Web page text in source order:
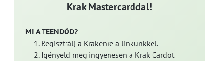
Krak Mastercarddal!
MI A TEENDŐD?
Regisztrálj a Krakenre a linkünkkel.
Igényeld meg ingyenesen a Krak Cardot.